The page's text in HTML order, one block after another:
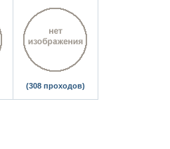
(308 проходов)